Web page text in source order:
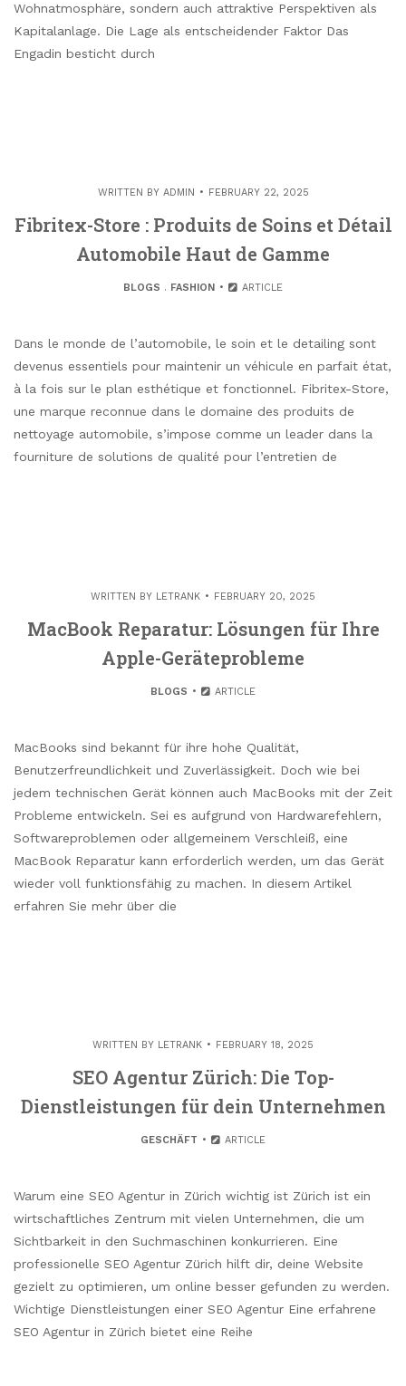
Wohnatmosphäre, sondern auch attraktive Perspektiven als
Kapitalanlage. Die Lage als entscheidender Faktor Das
Engadin besticht durch
WRITTEN BY ADMIN FEBRUARY 22, 2025
Fibritex-Store : Produits de Soins et Détail
Automobile Haut de Gamme
BLOGS . FASHION ARTICLE
Dans le monde de l’automobile, le soin et le detailing sont
devenus essentiels pour maintenir un véhicule en parfait état,
à la fois sur le plan esthétique et fonctionnel. Fibritex-Store,
une marque reconnue dans le domaine des produits de
nettoyage automobile, s’impose comme un leader dans la
fourniture de solutions de qualité pour l’entretien de
WRITTEN BY LETRANK FEBRUARY 20, 2025
MacBook Reparatur: Lösungen für Ihre
Apple-Geräteprobleme
BLOGS ARTICLE
MacBooks sind bekannt für ihre hohe Qualität,
Benutzerfreundlichkeit und Zuverlässigkeit. Doch wie bei
jedem technischen Gerät können auch MacBooks mit der Zeit
Probleme entwickeln. Sei es aufgrund von Hardwarefehlern,
Softwareproblemen oder allgemeinem Verschleiß, eine
MacBook Reparatur kann erforderlich werden, um das Gerät
wieder voll funktionsfähig zu machen. In diesem Artikel
erfahren Sie mehr über die
WRITTEN BY LETRANK FEBRUARY 18, 2025
SEO Agentur Zürich: Die Top-
Dienstleistungen für dein Unternehmen
GESCHÄFT ARTICLE
Warum eine SEO Agentur in Zürich wichtig ist Zürich ist ein
wirtschaftliches Zentrum mit vielen Unternehmen, die um
Sichtbarkeit in den Suchmaschinen konkurrieren. Eine
professionelle SEO Agentur Zürich hilft dir, deine Website
gezielt zu optimieren, um online besser gefunden zu werden.
Wichtige Dienstleistungen einer SEO Agentur Eine erfahrene
SEO Agentur in Zürich bietet eine Reihe